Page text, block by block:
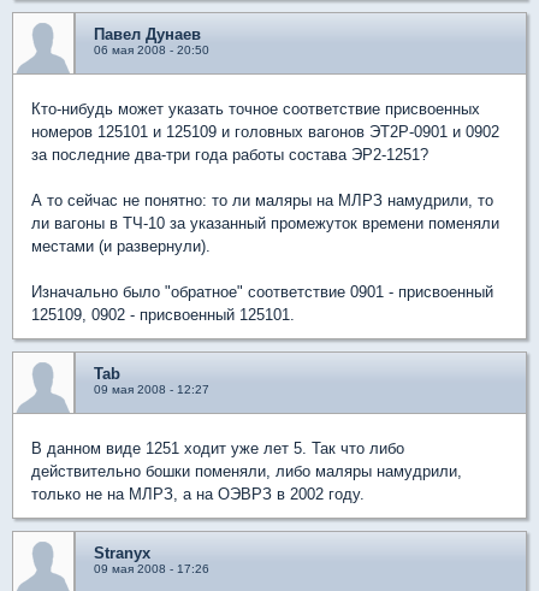
Павел Дунаев
06 мая 2008 - 20:50
Кто-нибудь может указать точное соответствие присвоенных
номеров 125101 и 125109 и головных вагонов ЭТ2Р-0901 и 0902
за последние два-три года работы состава ЭР2-1251?
А то сейчас не понятно: то ли маляры на МЛРЗ намудрили, то
ли вагоны в ТЧ-10 за указанный промежуток времени поменяли
местами (и развернули).
Изначально было "обратное" соответствие 0901 - присвоенный
125109, 0902 - присвоенный 125101.
Tab
09 мая 2008 - 12:27
В данном виде 1251 ходит уже лет 5. Так что либо
действительно бошки поменяли, либо маляры намудрили,
только не на МЛРЗ, а на ОЭВРЗ в 2002 году.
Stranyx
09 мая 2008 - 17:26